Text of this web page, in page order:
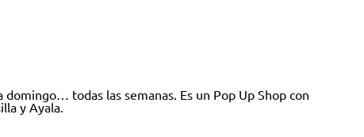
todas las semanas. Es un Pop Up Shop con
y Ayala.